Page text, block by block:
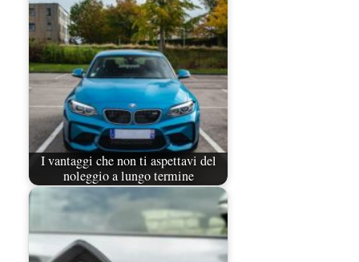
I vantaggi che non ti aspettavi del
noleggio a lungo termine